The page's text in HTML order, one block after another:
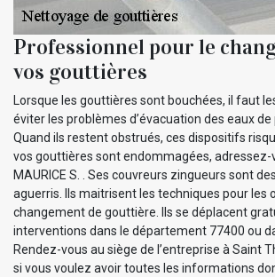
Professionnel pour le
vos gouttières
Lorsque les gouttières sont bouchées, il faut
éviter les problèmes d’évacuation des eaux de
Quand ils restent obstrués, ces dispositifs
vos gouttières sont endommagées, adressez-
MAURICE S. . Ses couvreurs zingueurs sont
aguerris. Ils maitrisent les techniques pour les
changement de gouttière. Ils se déplacent
interventions dans le département 77400 ou
Rendez-vous au siège de l’entreprise à Saint
si vous voulez avoir toutes les informations